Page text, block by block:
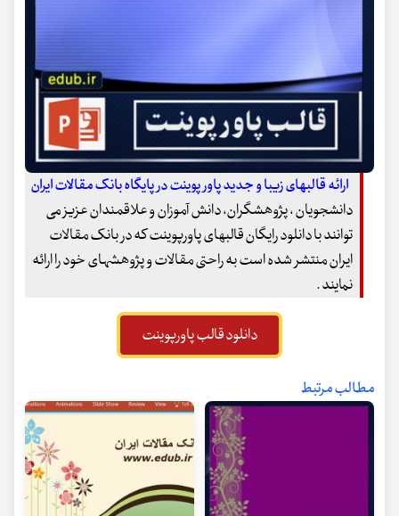
ارائه قالبهای زیبا و جدید پاور پوینت در پایگاه بانک مقالات ایران
دانشجویان ، پژوهشگران، دانش آموزان و علاقمندان عزیز می
توانند با دانلود رایگان قالبهای پاورپوینت که در بانک مقالات
ایران منتشر شده است به راحتی مقالات و پژوهشهای خود را ارائه
نمایند .
دانلود قالب پاورپوینت
مطالب مرتبط